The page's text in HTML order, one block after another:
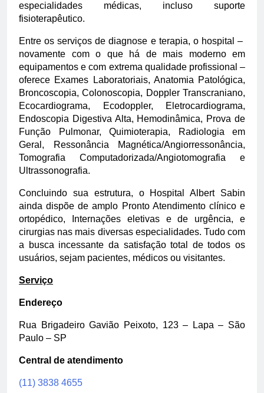
especialidades médicas, incluso suporte
fisioterapêutico.
Entre os serviços de diagnose e terapia, o hospital –
novamente com o que há de mais moderno em
equipamentos e com extrema qualidade profissional –
oferece Exames Laboratoriais, Anatomia Patológica,
Broncoscopia, Colonoscopia, Doppler Transcraniano,
Ecocardiograma, Ecodoppler, Eletrocardiograma,
Endoscopia Digestiva Alta, Hemodinâmica, Prova de
Função Pulmonar, Quimioterapia, Radiologia em
Geral, Ressonância Magnética/Angiorressonância,
Tomografia Computadorizada/Angiotomografia e
Ultrassonografia.
Concluindo sua estrutura, o Hospital Albert Sabin
ainda dispõe de amplo Pronto Atendimento clínico e
ortopédico, Internações eletivas e de urgência, e
cirurgias nas mais diversas especialidades. Tudo com
a busca incessante da satisfação total de todos os
usuários, sejam pacientes, médicos ou visitantes.
Serviço
Endereço
Rua Brigadeiro Gavião Peixoto, 123 – Lapa – São
Paulo – SP
Central de atendimento
(11) 3838 4655